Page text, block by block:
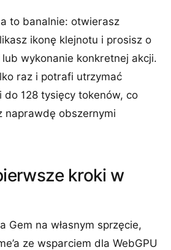
to banalnie: otwierasz
ikonę klejnotu i prosisz o
wykonanie konkretnej akcji.
raz i potrafi utrzymać
do 128 tysięcy tokenów, co
naprawdę obszernymi
kroki w
Gem na własnym sprzęcie,
ze wsparciem dla WebGPU